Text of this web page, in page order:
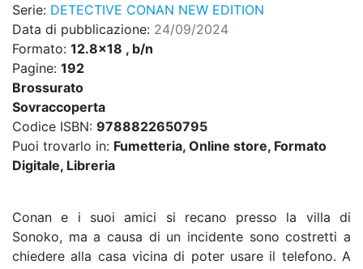
Serie: DETECTIVE CONAN NEW EDITION
Data di pubblicazione: 24/09/2024
Formato: 12.8x18 , b/n
Pagine: 192
Brossurato
Sovraccoperta
Codice ISBN: 9788822650795
Puoi trovarlo in: Fumetteria, Online store, Formato
Digitale, Libreria
Conan e i suoi amici si recano presso la villa di
Sonoko, ma a causa di un incidente sono costretti a
chiedere alla casa vicina di poter usare il telefono. A